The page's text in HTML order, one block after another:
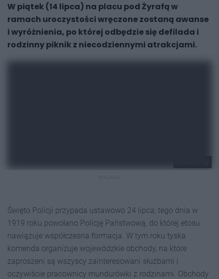
W piątek (14 lipca) na placu pod Żyrafą w
ramach uroczystości wręczone zostaną awanse
i wyróżnienia, po której odbędzie się defilada i
rodzinny piknik z niecodziennymi atrakcjami.
Święto Policji przypada ustawowo 24 lipca; tego dnia w
1919 roku powołano Policję Państwową, do której etosu
nawiązuje współczesna formacja. W tym roku tyska
komenda organizuje wojewódzkie obchody, na które
zaproszeni są wszyscy zainteresowani służbami i
oczywiście pracownicy mundurówki z rodzinami. Obchody